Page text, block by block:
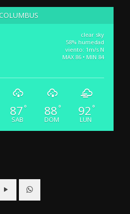
clear sky
58% humedad
viento: 1m/s N
MAX 86 • MIN 84
87 °
SAB
88 °
DOM
92 °
LUN